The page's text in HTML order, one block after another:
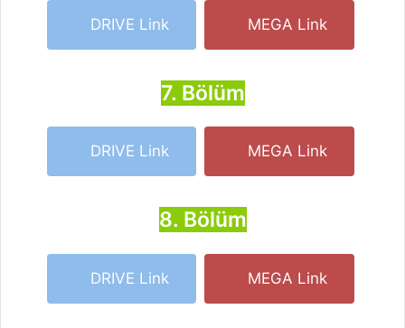
DRIVE Link MEGA Link
7. Bölüm
DRIVE Link MEGA Link
8. Bölüm
DRIVE Link MEGA Link